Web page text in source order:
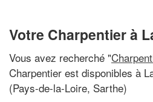
Votre Charpentier à
Vous avez recherché "
Charpentier est disponibles à
(Pays-de-la-Loire, Sarthe)